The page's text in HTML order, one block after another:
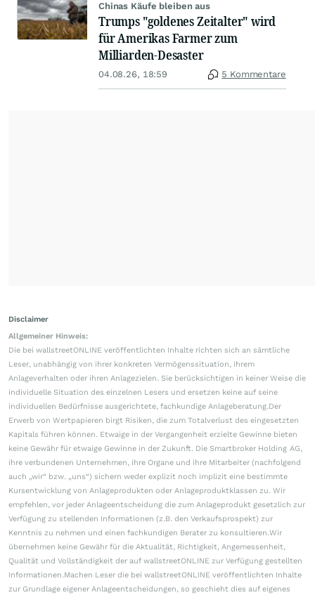
Chinas Käufe bleiben aus
Trumps "goldenes Zeitalter" wird
für Amerikas Farmer zum
Milliarden-Desaster
04.08.26, 18:59 5 Kommentare
Disclaimer
Allgemeiner Hinweis:
Die bei wallstreetONLINE veröffentlichten Inhalte richten sich an sämtliche
Leser, unabhängig von ihrer konkreten Vermögenssituation, ihrem
Anlageverhalten oder ihren Anlagezielen. Sie berücksichtigen in keiner Weise die
individuelle Situation des einzelnen Lesers und ersetzen keine auf seine
individuellen Bedürfnisse ausgerichtete, fachkundige Anlageberatung.Der
Erwerb von Wertpapieren birgt Risiken, die zum Totalverlust des eingesetzten
Kapitals führen können. Etwaige in der Vergangenheit erzielte Gewinne bieten
keine Gewähr für etwaige Gewinne in der Zukunft. Die Smartbroker Holding AG,
ihre verbundenen Unternehmen, ihre Organe und ihre Mitarbeiter (nachfolgend
auch „wir“ bzw. „uns“) sichern weder explizit noch implizit eine bestimmte
Kursentwicklung von Anlageprodukten oder Anlageproduktklassen zu. Wir
empfehlen, vor jeder Anlageentscheidung die zum Anlageprodukt gesetzlich zur
Verfügung zu stellenden Informationen (z.B. den Verkaufsprospekt) zur
Kenntnis zu nehmen und einen fachkundigen Berater zu konsultieren.Wir
übernehmen keine Gewähr für die Aktualität, Richtigkeit, Angemessenheit,
Qualität und Vollständigkeit der auf wallstreetONLINE zur Verfügung gestellten
Informationen.Machen Leser die bei wallstreetONLINE veröffentlichten Inhalte
zur Grundlage eigener Anlageentscheidungen, so geschieht dies auf eigenes